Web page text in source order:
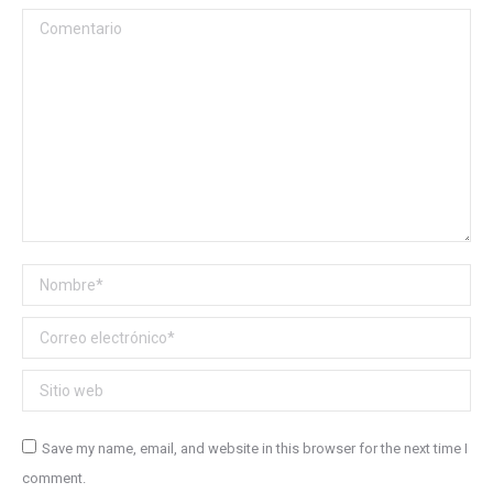
Comentario
Nombre *
Correo electrónico *
Sitio web
Save my name, email, and website in this browser for the next time I
comment.